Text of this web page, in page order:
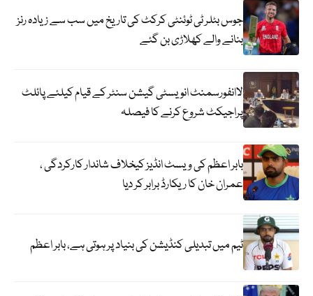
جوس بٹلر ٹی ٹوئنٹی کرکٹ کی تاریخ میں سب سے زیادہ رنز
بنانے والے کھلاڑی بن گئے
لاانفورسمنٹ انویسٹی گیشن سنٹر کے قیام کیلئے پائلٹ
پراجیکٹ شروع کرنے کا فیصلہ
بابر اعظم کی ویسٹ انڈیز کیخلاف شاندار کارکردگی ،
عمران خان کا ریکارڈ برابر کر دیا
ٹیم میں تبدیلی کنڈیشن کی بنیاد پر ہوتی ہے، بابر اعظم